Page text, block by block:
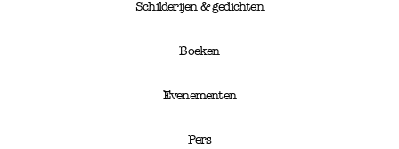
Schilderijen & gedichten
Boeken
Evenementen
Pers